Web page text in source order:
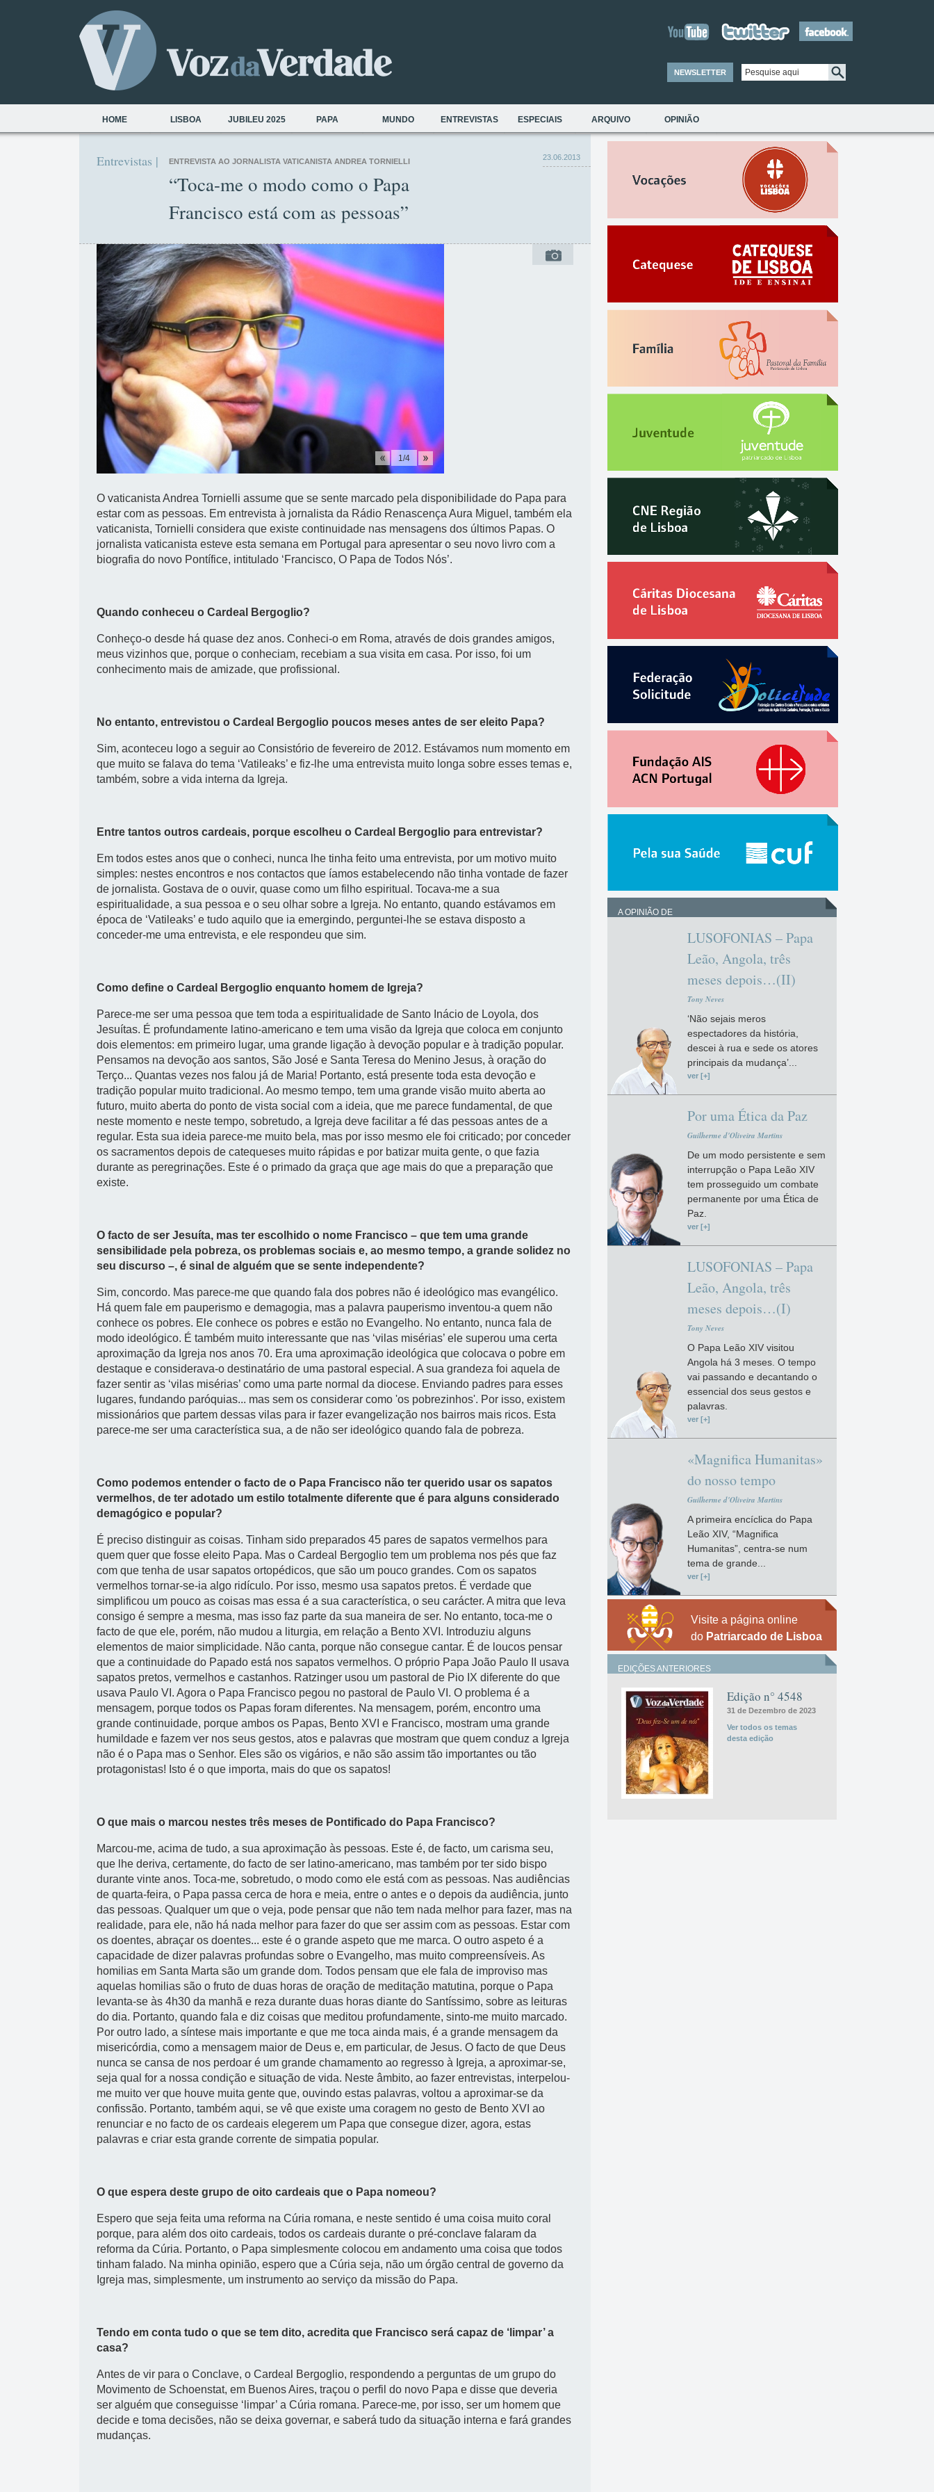
NEWSLETTER
HOME LISBOA JUBILEU 2025 PAPA MUNDO ENTREVISTAS ESPECIAIS ARQUIVO OPINIÃO
23.06.2013
Entrevistas | ENTREVISTA AO JORNALISTA VATICANISTA ANDREA TORNIELLI
“Toca-me o modo como o Papa
Francisco está com as pessoas”
1/4
O vaticanista Andrea Tornielli assume que se sente marcado pela disponibilidade do Papa para
estar com as pessoas. Em entrevista à jornalista da Rádio Renascença Aura Miguel, também ela
vaticanista, Tornielli considera que existe continuidade nas mensagens dos últimos Papas. O
jornalista vaticanista esteve esta semana em Portugal para apresentar o seu novo livro com a
biografia do novo Pontífice, intitulado ‘Francisco, O Papa de Todos Nós’.
Quando conheceu o Cardeal Bergoglio?
Conheço-o desde há quase dez anos. Conheci-o em Roma, através de dois grandes amigos,
meus vizinhos que, porque o conheciam, recebiam a sua visita em casa. Por isso, foi um
conhecimento mais de amizade, que profissional.
No entanto, entrevistou o Cardeal Bergoglio poucos meses antes de ser eleito Papa?
Sim, aconteceu logo a seguir ao Consistório de fevereiro de 2012. Estávamos num momento em
que muito se falava do tema ‘Vatileaks’ e fiz-lhe uma entrevista muito longa sobre esses temas e,
também, sobre a vida interna da Igreja.
Entre tantos outros cardeais, porque escolheu o Cardeal Bergoglio para entrevistar?
Em todos estes anos que o conheci, nunca lhe tinha feito uma entrevista, por um motivo muito
simples: nestes encontros e nos contactos que íamos estabelecendo não tinha vontade de fazer
de jornalista. Gostava de o ouvir, quase como um filho espiritual. Tocava-me a sua
espiritualidade, a sua pessoa e o seu olhar sobre a Igreja. No entanto, quando estávamos em
época de ‘Vatileaks’ e tudo aquilo que ia emergindo, perguntei-lhe se estava disposto a
conceder-me uma entrevista, e ele respondeu que sim.
Como define o Cardeal Bergoglio enquanto homem de Igreja?
Parece-me ser uma pessoa que tem toda a espiritualidade de Santo Inácio de Loyola, dos
Jesuítas. É profundamente latino-americano e tem uma visão da Igreja que coloca em conjunto
dois elementos: em primeiro lugar, uma grande ligação à devoção popular e à tradição popular.
Pensamos na devoção aos santos, São José e Santa Teresa do Menino Jesus, à oração do
Terço... Quantas vezes nos falou já de Maria! Portanto, está presente toda esta devoção e
tradição popular muito tradicional. Ao mesmo tempo, tem uma grande visão muito aberta ao
futuro, muito aberta do ponto de vista social com a ideia, que me parece fundamental, de que
neste momento e neste tempo, sobretudo, a Igreja deve facilitar a fé das pessoas antes de a
regular. Esta sua ideia parece-me muito bela, mas por isso mesmo ele foi criticado; por conceder
os sacramentos depois de catequeses muito rápidas e por batizar muita gente, o que fazia
durante as peregrinações. Este é o primado da graça que age mais do que a preparação que
existe.
O facto de ser Jesuíta, mas ter escolhido o nome Francisco – que tem uma grande
sensibilidade pela pobreza, os problemas sociais e, ao mesmo tempo, a grande solidez no
seu discurso –, é sinal de alguém que se sente independente?
Sim, concordo. Mas parece-me que quando fala dos pobres não é ideológico mas evangélico.
Há quem fale em pauperismo e demagogia, mas a palavra pauperismo inventou-a quem não
conhece os pobres. Ele conhece os pobres e estão no Evangelho. No entanto, nunca fala de
modo ideológico. É também muito interessante que nas ‘vilas misérias’ ele superou uma certa
aproximação da Igreja nos anos 70. Era uma aproximação ideológica que colocava o pobre em
destaque e considerava-o destinatário de uma pastoral especial. A sua grandeza foi aquela de
fazer sentir as ‘vilas misérias’ como uma parte normal da diocese. Enviando padres para esses
lugares, fundando paróquias... mas sem os considerar como 'os pobrezinhos'. Por isso, existem
missionários que partem dessas vilas para ir fazer evangelização nos bairros mais ricos. Esta
parece-me ser uma característica sua, a de não ser ideológico quando fala de pobreza.
Como podemos entender o facto de o Papa Francisco não ter querido usar os sapatos
vermelhos, de ter adotado um estilo totalmente diferente que é para alguns considerado
demagógico e popular?
É preciso distinguir as coisas. Tinham sido preparados 45 pares de sapatos vermelhos para
quem quer que fosse eleito Papa. Mas o Cardeal Bergoglio tem um problema nos pés que faz
com que tenha de usar sapatos ortopédicos, que são um pouco grandes. Com os sapatos
vermelhos tornar-se-ia algo ridículo. Por isso, mesmo usa sapatos pretos. É verdade que
simplificou um pouco as coisas mas essa é a sua característica, o seu carácter. A mitra que leva
consigo é sempre a mesma, mas isso faz parte da sua maneira de ser. No entanto, toca-me o
facto de que ele, porém, não mudou a liturgia, em relação a Bento XVI. Introduziu alguns
elementos de maior simplicidade. Não canta, porque não consegue cantar. É de loucos pensar
que a continuidade do Papado está nos sapatos vermelhos. O próprio Papa João Paulo II usava
sapatos pretos, vermelhos e castanhos. Ratzinger usou um pastoral de Pio IX diferente do que
usava Paulo VI. Agora o Papa Francisco pegou no pastoral de Paulo VI. O problema é a
mensagem, porque todos os Papas foram diferentes. Na mensagem, porém, encontro uma
grande continuidade, porque ambos os Papas, Bento XVI e Francisco, mostram uma grande
humildade e fazem ver nos seus gestos, atos e palavras que mostram que quem conduz a Igreja
não é o Papa mas o Senhor. Eles são os vigários, e não são assim tão importantes ou tão
protagonistas! Isto é o que importa, mais do que os sapatos!
O que mais o marcou nestes três meses de Pontificado do Papa Francisco?
Marcou-me, acima de tudo, a sua aproximação às pessoas. Este é, de facto, um carisma seu,
que lhe deriva, certamente, do facto de ser latino-americano, mas também por ter sido bispo
durante vinte anos. Toca-me, sobretudo, o modo como ele está com as pessoas. Nas audiências
de quarta-feira, o Papa passa cerca de hora e meia, entre o antes e o depois da audiência, junto
das pessoas. Qualquer um que o veja, pode pensar que não tem nada melhor para fazer, mas na
realidade, para ele, não há nada melhor para fazer do que ser assim com as pessoas. Estar com
os doentes, abraçar os doentes... este é o grande aspeto que me marca. O outro aspeto é a
capacidade de dizer palavras profundas sobre o Evangelho, mas muito compreensíveis. As
homilias em Santa Marta são um grande dom. Todos pensam que ele fala de improviso mas
aquelas homilias são o fruto de duas horas de oração de meditação matutina, porque o Papa
levanta-se às 4h30 da manhã e reza durante duas horas diante do Santíssimo, sobre as leituras
do dia. Portanto, quando fala e diz coisas que meditou profundamente, sinto-me muito marcado.
Por outro lado, a síntese mais importante e que me toca ainda mais, é a grande mensagem da
misericórdia, como a mensagem maior de Deus e, em particular, de Jesus. O facto de que Deus
nunca se cansa de nos perdoar é um grande chamamento ao regresso à Igreja, a aproximar-se,
seja qual for a nossa condição e situação de vida. Neste âmbito, ao fazer entrevistas, interpelou-
me muito ver que houve muita gente que, ouvindo estas palavras, voltou a aproximar-se da
confissão. Portanto, também aqui, se vê que existe uma coragem no gesto de Bento XVI ao
renunciar e no facto de os cardeais elegerem um Papa que consegue dizer, agora, estas
palavras e criar esta grande corrente de simpatia popular.
O que espera deste grupo de oito cardeais que o Papa nomeou?
Espero que seja feita uma reforma na Cúria romana, e neste sentido é uma coisa muito coral
porque, para além dos oito cardeais, todos os cardeais durante o pré-conclave falaram da
reforma da Cúria. Portanto, o Papa simplesmente colocou em andamento uma coisa que todos
tinham falado. Na minha opinião, espero que a Cúria seja, não um órgão central de governo da
Igreja mas, simplesmente, um instrumento ao serviço da missão do Papa.
Tendo em conta tudo o que se tem dito, acredita que Francisco será capaz de ‘limpar’ a
casa?
Antes de vir para o Conclave, o Cardeal Bergoglio, respondendo a perguntas de um grupo do
Movimento de Schoenstat, em Buenos Aires, traçou o perfil do novo Papa e disse que deveria
ser alguém que conseguisse ‘limpar’ a Cúria romana. Parece-me, por isso, ser um homem que
decide e toma decisões, não se deixa governar, e saberá tudo da situação interna e fará grandes
mudanças.
A OPINIÃO DE
LUSOFONIAS – Papa
Leão, Angola, três
meses depois…(II)
Tony Neves
‘Não sejais meros
espectadores da história,
descei à rua e sede os atores
principais da mudança’...
ver [+]
Por uma Ética da Paz
Guilherme d'Oliveira Martins
De um modo persistente e sem
interrupção o Papa Leão XIV
tem prosseguido um combate
permanente por uma Ética de
Paz.
ver [+]
LUSOFONIAS – Papa
Leão, Angola, três
meses depois…(I)
Tony Neves
O Papa Leão XIV visitou
Angola há 3 meses. O tempo
vai passando e decantando o
essencial dos seus gestos e
palavras.
ver [+]
«Magnifica Humanitas»
do nosso tempo
Guilherme d'Oliveira Martins
A primeira encíclica do Papa
Leão XIV, “Magnifica
Humanitas”, centra-se num
tema de grande...
ver [+]
Visite a página online
do Patriarcado de Lisboa
EDIÇÕES ANTERIORES
Edição n° 4548
31 de Dezembro de 2023
Ver todos os temas
desta edição